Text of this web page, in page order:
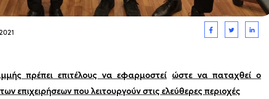
πρέπει επιτέλους να εφαρμοστεί ώστε να παταχθεί ο
επιχειρήσεων που λειτουργούν στις ελεύθερες περιοχές